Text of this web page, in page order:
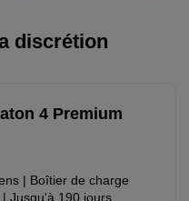
discrétion
4 Premium
| Boîtier de charge
Jusqu'à 190 jours